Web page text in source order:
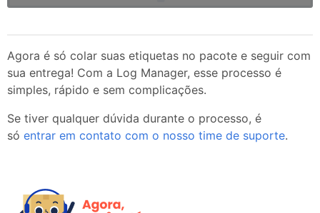
Agora é só colar suas etiquetas no pacote e seguir com
sua entrega! Com a Log Manager, esse processo é
simples, rápido e sem complicações.
Se tiver qualquer dúvida durante o processo, é
só entrar em contato com o nosso time de suporte.